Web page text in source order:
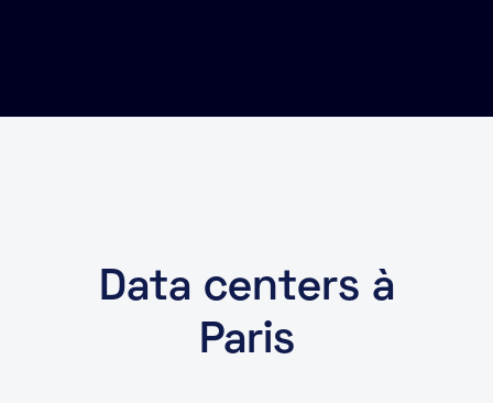
Événements
Portail clients
Data centers à
Paris